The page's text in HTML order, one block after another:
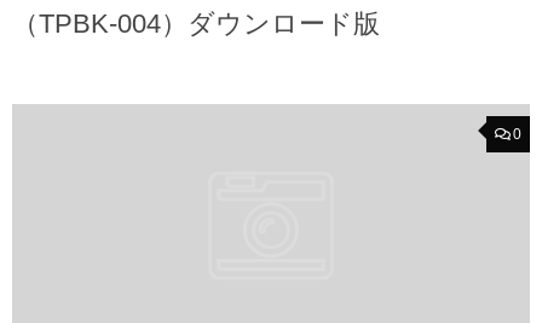
（TPBK-004）ダウンロード版
0